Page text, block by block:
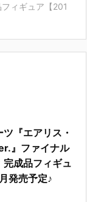
ィギュア【201
ツ『エアリス・
』ファイナル
完成品フィギュ
発売予定♪